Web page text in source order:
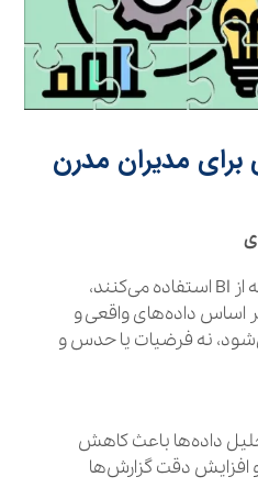
مدیران مدرن
در سازمان‌هایی که از BI استفاده می‌کنند،
اساس داده‌های واقعی و
نه فرضیات یا حدس و
داده‌ها باعث کاهش
افزایش دقت گزارش‌ها